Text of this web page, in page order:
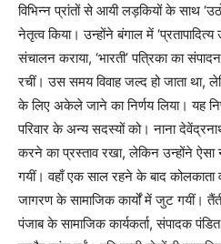
विभिन्न प्रांतों से आयी लड़कियों के साथ
नेतृत्व किया। उन्होंने बंगाल में
संचालन कराया, ‘भारती’ पत्रिका का
रचीं। उस समय विवाह जल्द हो जाता था,
के लिए अकेले जाने का निर्णय लिया। यह
परिवार के अन्य सदस्यों को। नाना
करने का प्रस्ताव रखा, लेकिन उन्होंने
गयीं। वहाँ एक साल रहने के बाद
जागरण के सामाजिक कार्यों में जुट गयीं।
पंजाब के सामाजिक कार्यकर्ता, संपादक